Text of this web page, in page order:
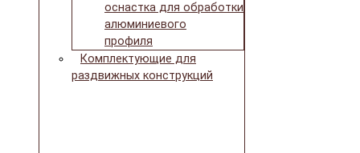
оснастка для обработки
алюминиевого
профиля
Комплектующие для
раздвижных конструкций